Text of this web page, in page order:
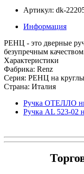
Артикул: dk-
Информация
РЕНЦ - это дверные
безупречным
Характеристики
Фабрика: Renz
Серия: РЕНЦ на
Страна: Италия
Ручка ОТЕЛЛО
Ручка AL 523-02